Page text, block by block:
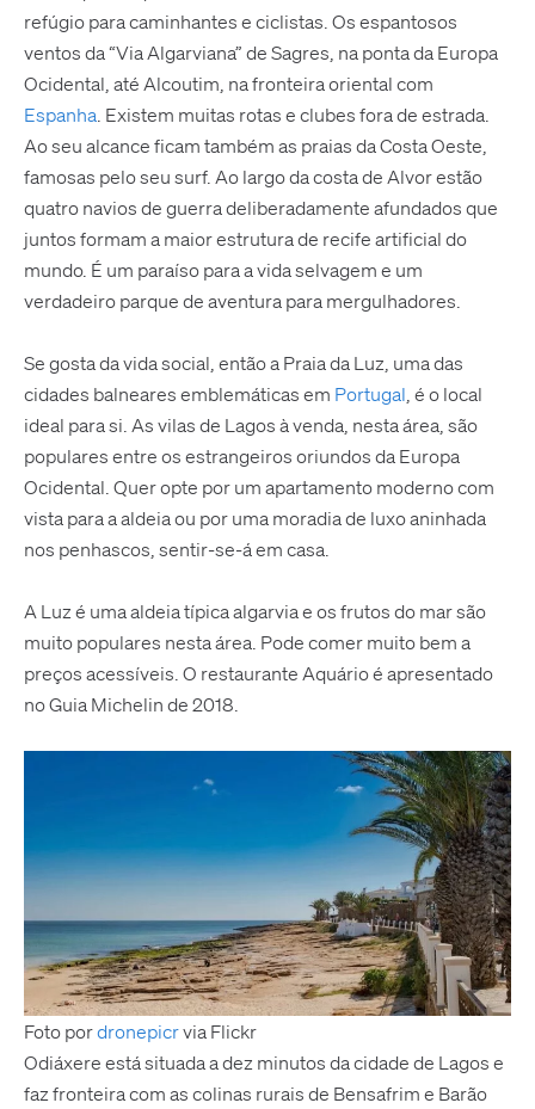
refúgio para caminhantes e ciclistas. Os espantosos
ventos da “Via Algarviana” de Sagres, na ponta da Europa
Ocidental, até Alcoutim, na fronteira oriental com
Espanha . Existem muitas rotas e clubes fora de estrada.
Ao seu alcance ficam também as praias da Costa Oeste,
famosas pelo seu surf. Ao largo da costa de Alvor estão
quatro navios de guerra deliberadamente afundados que
juntos formam a maior estrutura de recife artificial do
mundo. É um paraíso para a vida selvagem e um
verdadeiro parque de aventura para mergulhadores.
Se gosta da vida social, então a Praia da Luz, uma das
cidades balneares emblemáticas em Portugal , é o local
ideal para si. As vilas de Lagos à venda, nesta área, são
populares entre os estrangeiros oriundos da Europa
Ocidental. Quer opte por um apartamento moderno com
vista para a aldeia ou por uma moradia de luxo aninhada
nos penhascos, sentir-se-á em casa.
A Luz é uma aldeia típica algarvia e os frutos do mar são
muito populares nesta área. Pode comer muito bem a
preços acessíveis. O restaurante Aquário é apresentado
no Guia Michelin de 2018.
Foto pordronepicrvia Flickr
Odiáxere está situada a dez minutos da cidade de Lagos e
faz fronteira com as colinas rurais de Bensafrim e Barão